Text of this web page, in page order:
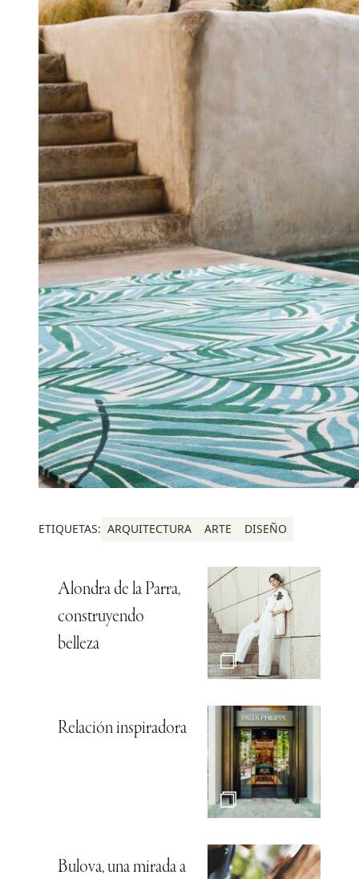
ETIQUETAS: ARQUITECTURA ARTE DISEÑO
Alondra de la Parra,
construyendo
belleza
Relación inspiradora
Bulova, una mirada a